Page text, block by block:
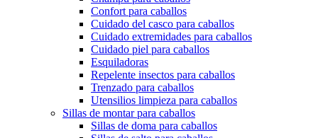
Confort para caballos
Cuidado del casco para caballos
Cuidado extremidades para caballos
Cuidado piel para caballos
Esquiladoras
Repelente insectos para caballos
Trenzado para caballos
Utensilios limpieza para caballos
Sillas de montar para caballos
Sillas de doma para caballos